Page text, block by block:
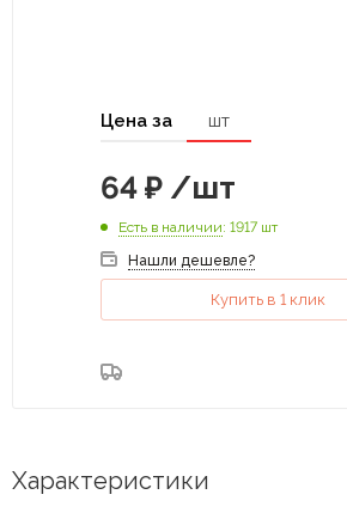
Цена за шт
64 ₽ /шт
Есть в наличии: 1917 шт
Нашли дешевле?
Купить в 1 клик
Характеристики